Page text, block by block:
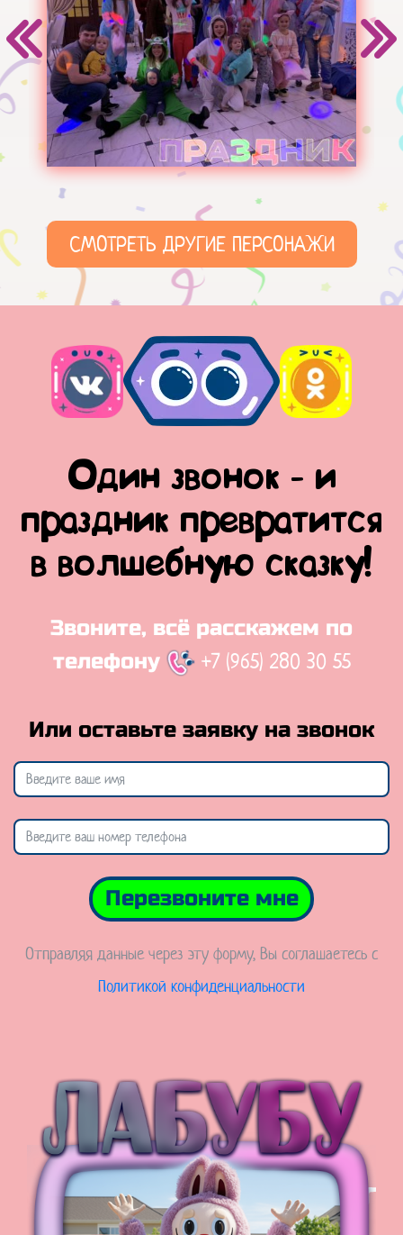
СМОТРЕТЬ ДРУГИЕ ПЕРСОНАЖИ
Один звонок - и
праздник превратится
в волшебную сказку!
Звоните, всё расскажем по
телефону
+7 (965) 280 30 55
Или оставьте заявку на звонок
Перезвоните мне
Отправляя данные через эту форму, Вы соглашаетесь с
Политикой конфиденциальности